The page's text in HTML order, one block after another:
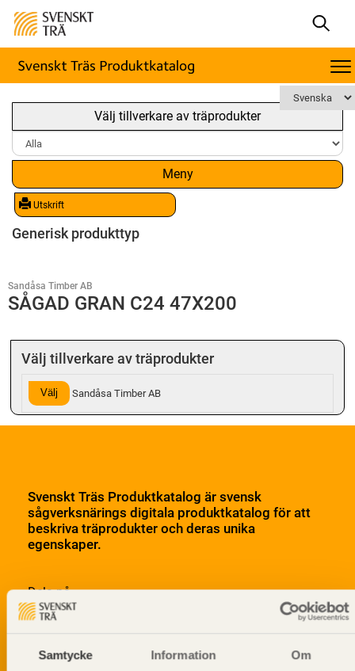
Samtycke Information Om
Välj tillverkare av träprodukter
Meny
Utskrift
Generisk produkttyp
Sandåsa Timber AB
SÅGAD GRAN C24 47X200
Välj tillverkare av träprodukter
Välj Sandåsa Timber AB
Svenskt Träs Produktkatalog är svensk
sågverksnärings digitala produktkatalog för att
beskriva träprodukter och deras unika
egenskaper.
Dela på